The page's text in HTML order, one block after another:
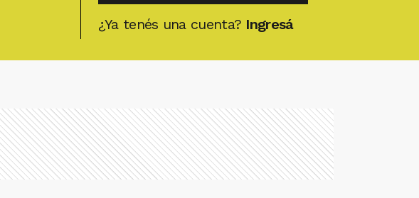
¿Ya tenés una cuenta? Ingresá